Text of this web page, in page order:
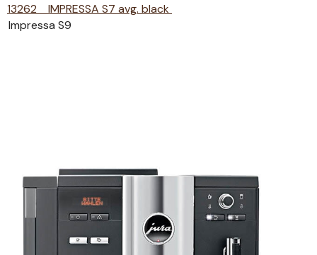
13262 IMPRESSA S7 avg. black
Impressa S9